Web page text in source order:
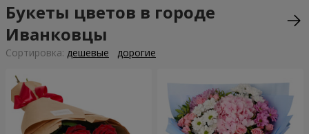
Букеты цветов в городе
Иванковцы
Cортировка: дешевые дорогие